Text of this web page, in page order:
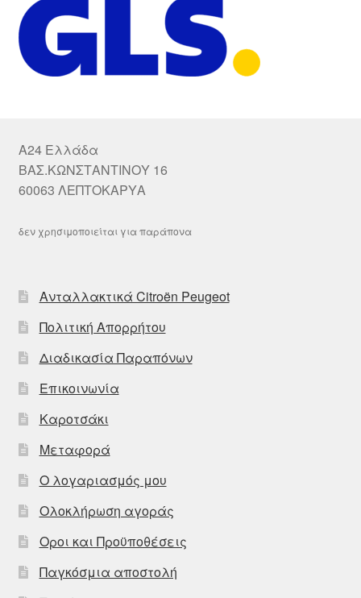
A24 Ελλάδα
ΒΑΣ.ΚΩΝΣΤΑΝΤΙΝΟΥ 16
60063 ΛΕΠΤΟΚΑΡΥΑ
δεν χρησιμοποιείται για παράπονα
Ανταλλακτικά Citroën Peugeot
Πολιτική Απορρήτου
Διαδικασία Παραπόνων
Επικοινωνία
Καροτσάκι
Μεταφορά
Ο λογαριασμός μου
Ολοκλήρωση αγοράς
Οροι και Προϋποθέσεις
Παγκόσμια αποστολή